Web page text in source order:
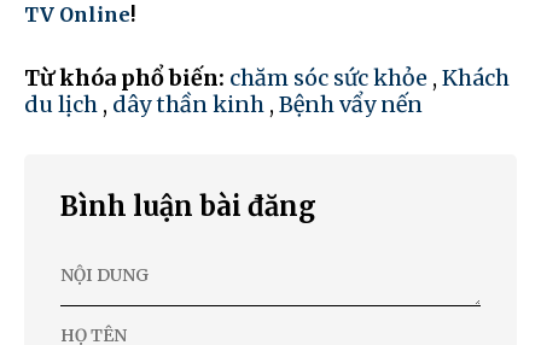
TV Online!
Từ khóa phổ biến: chăm sóc sức khỏe , Khách
du lịch , dây thần kinh , Bệnh vẩy nến
Bình luận bài đăng